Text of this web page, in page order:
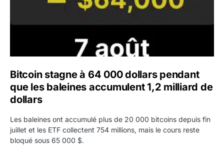
Bitcoin stagne à 64 000 dollars pendant
que les baleines accumulent 1,2 milliard de
dollars
Les baleines ont accumulé plus de 20 000 bitcoins depuis fin
juillet et les ETF collectent 754 millions, mais le cours reste
bloqué sous 65 000 $.